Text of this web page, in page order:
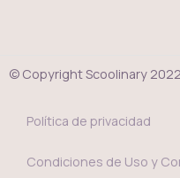
© Copyright Scoolinary 2022
Política de privacidad
Condiciones de Uso y